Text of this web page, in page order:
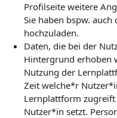
Profilseite weitere
Sie haben bspw.
hochzuladen.
Daten, die bei der
Hintergrund erhoben
Nutzung der
Zeit welche*r
Lernplattform
Nutzer*in setzt.